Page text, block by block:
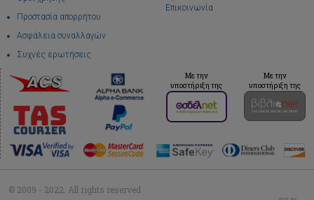
Προστασία απορρήτου
Ασφάλεια συναλλαγών
Συχνές ερωτήσεις
Επικοινωνία
Με την
υποστήριξη της
Με την
υποστήριξη της
© 2009 - 2022. All rights reserved